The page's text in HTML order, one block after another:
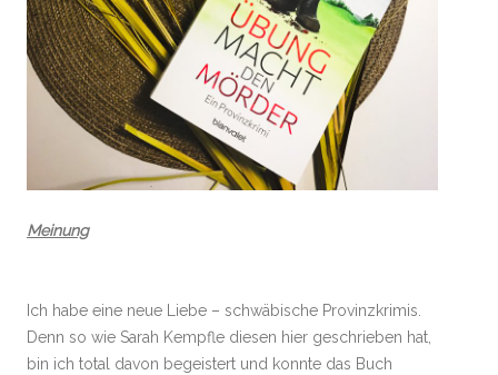
Meinung
Ich habe eine neue Liebe – schwäbische Provinzkrimis.
Denn so wie Sarah Kempfle diesen hier geschrieben hat,
bin ich total davon begeistert und konnte das Buch